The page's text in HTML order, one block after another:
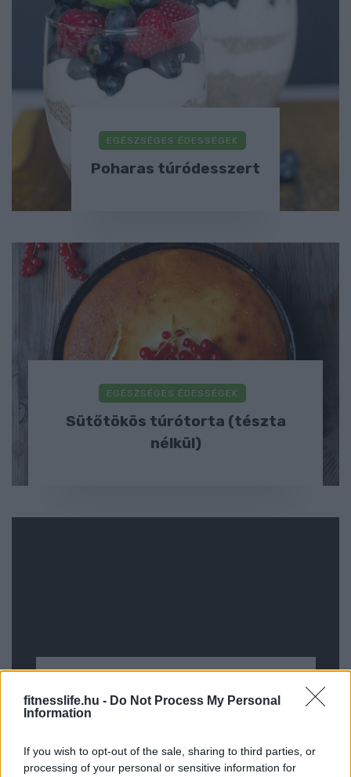
fitnesslife.hu - Do Not Process My Personal
Information
If you wish to opt-out of the sale, sharing to third parties, or
processing of your personal or sensitive information for
EGÉSZSÉGES ÉDESSÉGEK
Poharas túródesszert
EGÉSZSÉGES ÉDESSÉGEK
Sütőtökös túrótorta (tészta
nélkül)
Rágcsálnivalók 100 kalória alatt